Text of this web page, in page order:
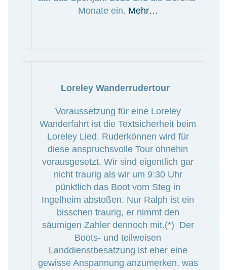
Monate ein. Mehr…
Loreley Wanderrudertour
Voraussetzung für eine Loreley
Wanderfahrt ist die Textsicherheit beim
Loreley Lied. Ruderkönnen wird für
diese anspruchsvolle Tour ohnehin
vorausgesetzt. Wir sind eigentlich gar
nicht traurig als wir um 9:30 Uhr
pünktlich das Boot vom Steg in
Ingelheim abstoßen. Nur Ralph ist ein
bisschen traurig, er nimmt den
säumigen Zahler dennoch mit.(*) Der
Boots- und teilweisen
Landdienstbesatzung ist eher eine
gewisse Anspannung anzumerken, was